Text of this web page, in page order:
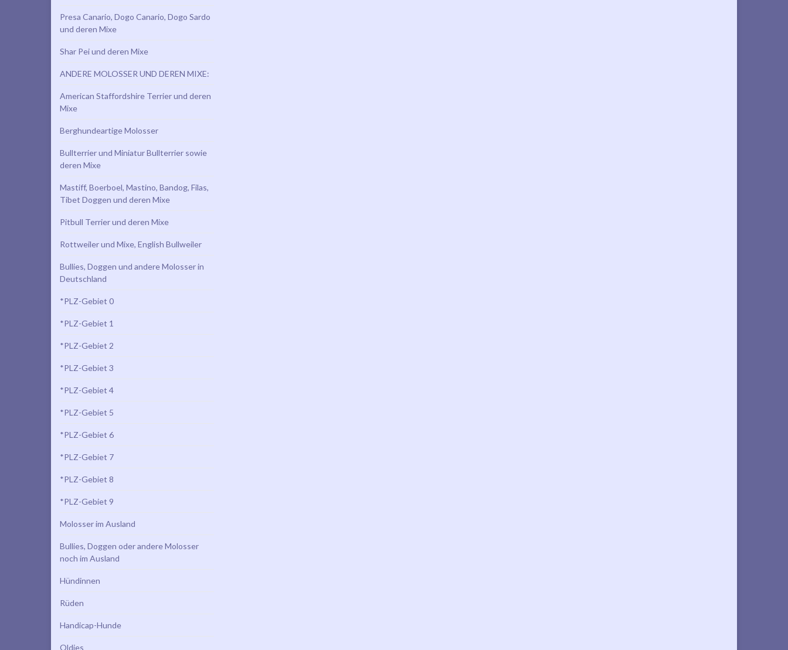
Presa Canario, Dogo Canario, Dogo Sardo
und deren Mixe
Shar Pei und deren Mixe
ANDERE MOLOSSER UND DEREN MIXE:
American Staffordshire Terrier und deren
Mixe
Berghundeartige Molosser
Bullterrier und Miniatur Bullterrier sowie
deren Mixe
Mastiff, Boerboel, Mastino, Bandog, Filas,
Tibet Doggen und deren Mixe
Pitbull Terrier und deren Mixe
Rottweiler und Mixe, English Bullweiler
Bullies, Doggen und andere Molosser in
Deutschland
*PLZ-Gebiet 0
*PLZ-Gebiet 1
*PLZ-Gebiet 2
*PLZ-Gebiet 3
*PLZ-Gebiet 4
*PLZ-Gebiet 5
*PLZ-Gebiet 6
*PLZ-Gebiet 7
*PLZ-Gebiet 8
*PLZ-Gebiet 9
Molosser im Ausland
Bullies, Doggen oder andere Molosser
noch im Ausland
Hündinnen
Rüden
Handicap-Hunde
Oldies